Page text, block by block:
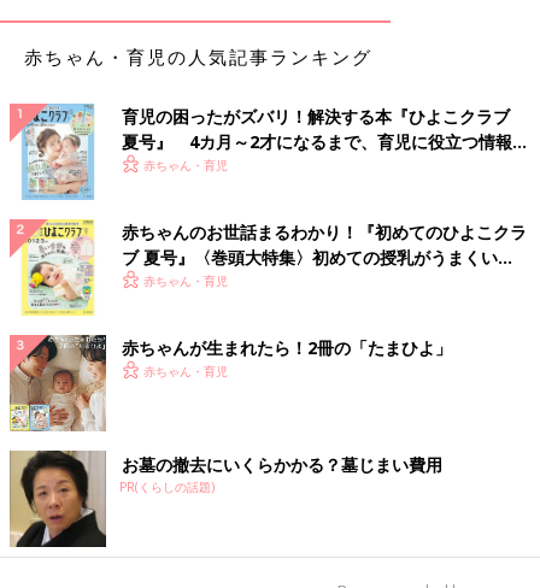
赤ちゃん・育児の人気記事ランキング
育児の困ったがズバリ！解決する本『ひよこクラブ
夏号』 4カ月～2才になるまで、育児に役立つ情報が
いっぱい！
赤ちゃん・育児
赤ちゃんのお世話まるわかり！『初めてのひよこクラ
ブ 夏号』〈巻頭大特集〉初めての授乳がうまくい
く！ おっぱい・ミルクの基本と夏のトラブル 解決テ
赤ちゃん・育児
赤ちゃんが生まれたら！2冊の「たまひよ」
赤ちゃん・育児
お墓の撤去にいくらかかる？墓じまい費用
PR(くらしの話題)